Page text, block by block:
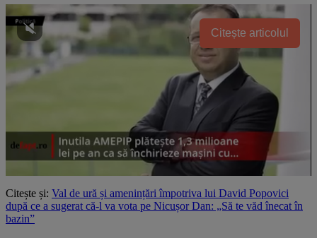
Citește articolul
Citește și: Val de ură și amenințări împotriva lui David Popovici
după ce a sugerat că-l va vota pe Nicușor Dan: „Să te văd înecat în
bazin”